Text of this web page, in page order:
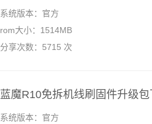
系统版本：官方
rom大小：1514MB
分享次数：5715 次
蓝魔R10免拆机线刷固件升级
系统版本：官方